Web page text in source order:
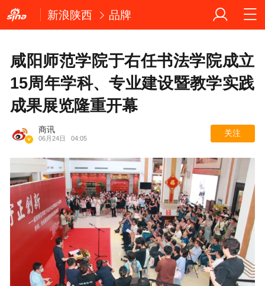
新浪陕西 品牌
咸阳师范学院于右任书法学院成立
15周年学科、专业建设暨教学实践
成果展览隆重开幕
商讯
06月24日 04:05
关注